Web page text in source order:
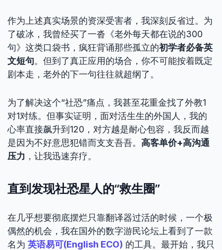
作为上述真实场景的资深受害者，我深刻反省过。为
了破冰，我曾经买了一沓《老外每天都在说的300
句》这类口袋书，疯狂背诵那些孤立的初学者必备英
文短句。但到了真正应用的场合，你不可能按着既定
剧本走，老外的下一句往往就超纲了。
为了解决这个“社恐”痛点，我甚至花重金找了外教1
对1对练。但事实证明，面对活生生的外国人，我的
心率直接飙升到120，对方越是耐心包容，我反而越
是因为不好意思犯错而支支吾吾。 高客单价+高沟通
压力 ，让我迅速弃疗。
直到发现社恐星人的“救生圈”
在几乎想要彻底摆烂只靠翻译器过活的时候，一个极
偶然的机会，我在国外的数字游民论坛上看到了一款
名为 英语易可(English ECO) 的工具。最开始，我只